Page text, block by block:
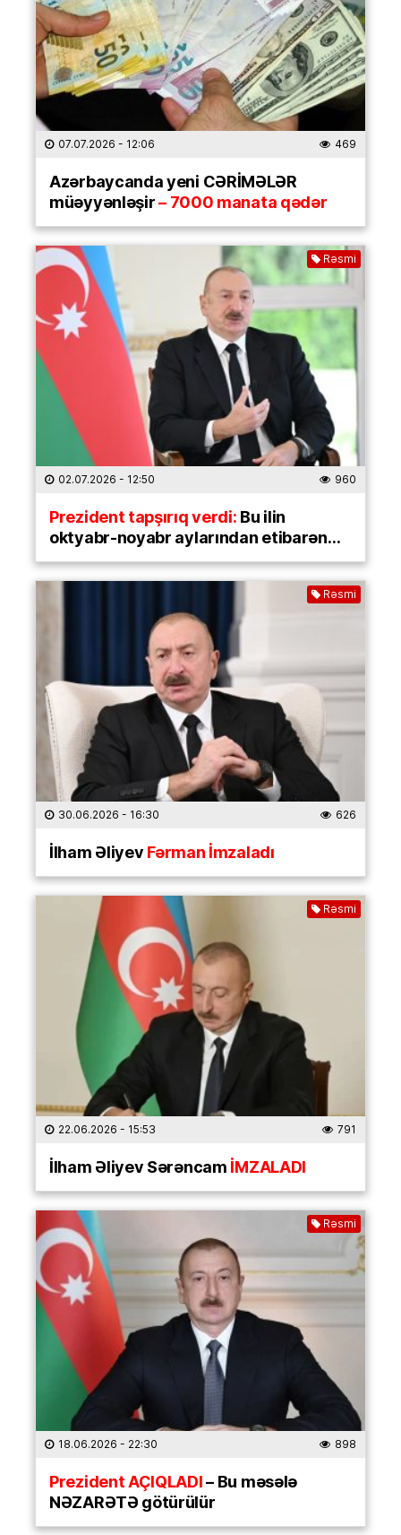
07.07.2026 - 12:06 469
Azərbaycanda yeni CƏRİMƏLƏR
müəyyənləşir– 7000 manata qədər
Rəsmi
02.07.2026 - 12:50 960
Prezident tapşırıq verdi:Bu ilin
oktyabr-noyabr aylarından etibarən…
Rəsmi
30.06.2026 - 16:30 626
İlham ƏliyevFərman İmzaladı
Rəsmi
22.06.2026 - 15:53 791
İlham Əliyev SərəncamİMZALADI
Rəsmi
18.06.2026 - 22:30 898
Prezident AÇIQLADI– Bu məsələ
NƏZARƏTƏ götürülür